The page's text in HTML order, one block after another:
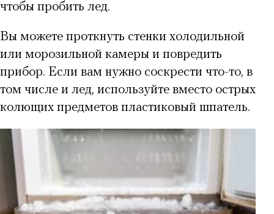
чтобы пробить лед.
Вы можете проткнуть стенки холодильной
или морозильной камеры и повредить
прибор. Если вам нужно соскрести что-то, в
том числе и лед, используйте вместо острых
колющих предметов пластиковый шпатель.